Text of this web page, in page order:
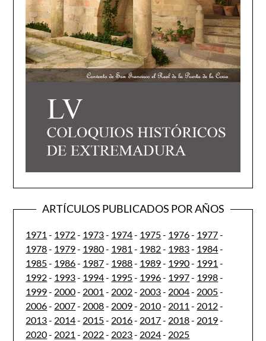
ARTÍCULOS PUBLICADOS POR AÑOS
1971 - 1972- 1973- 1974- 1975- 1976- 1977-
1978- 1979- 1980- 1981 - 1982- 1983- 1984-
1985- 1986- 1987- 1988- 1989- 1990- 1991 -
1992- 1993- 1994- 1995- 1996- 1997- 1998-
1999- 2000- 2001 - 2002- 2003- 2004- 2005-
2006- 2007- 2008- 2009- 2010- 2011 - 2012-
2013- 2014- 2015- 2016- 2017- 2018- 2019-
2020- 2021 - 2022- 2023- 2024- 2025